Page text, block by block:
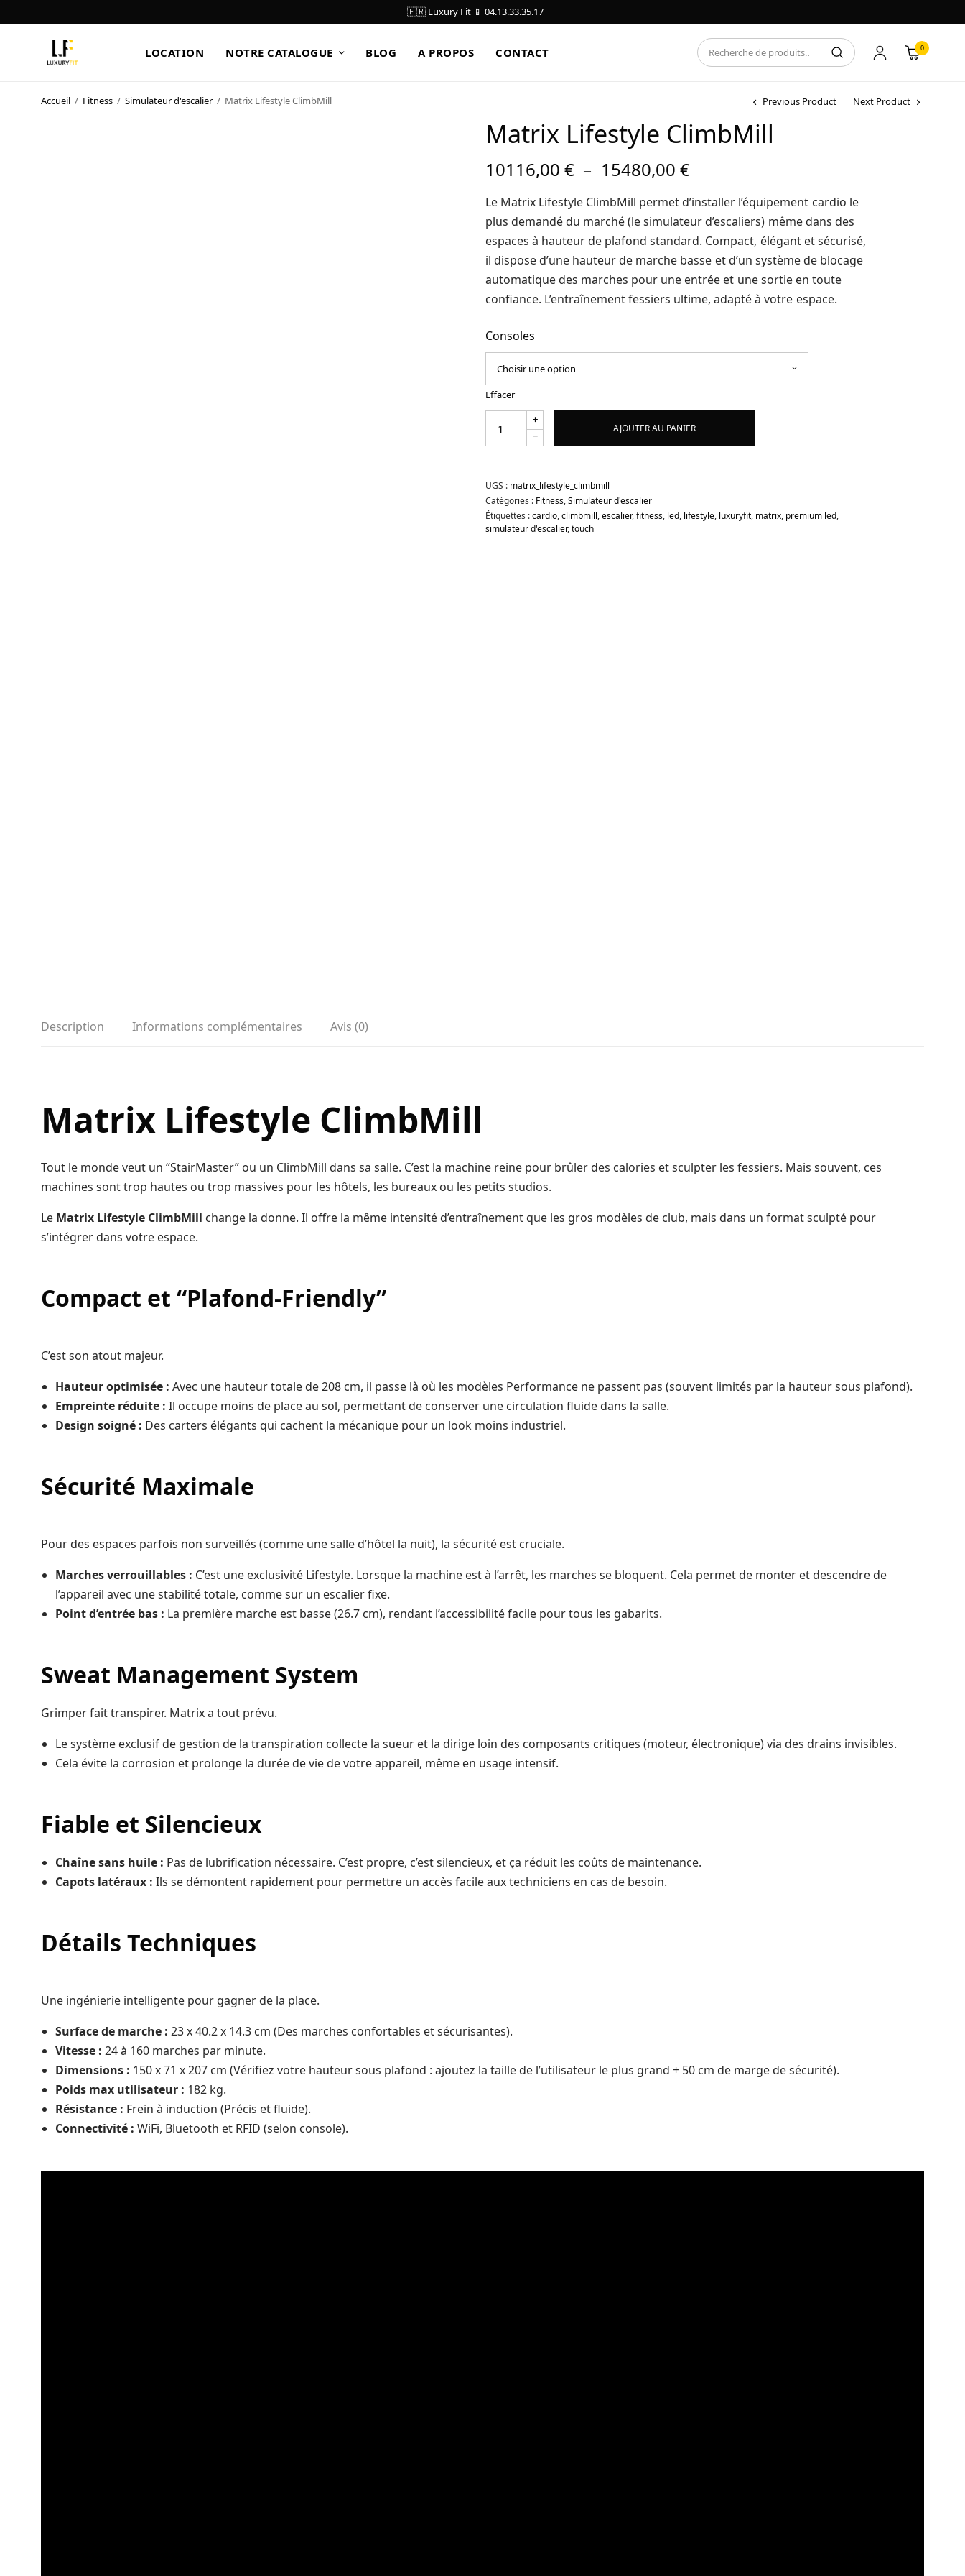
🇫🇷 Luxury Fit 📱 04.13.33.35.17
LOCATION NOTRE CATALOGUE BLOG A PROPOS CONTACT 0
Accueil / Fitness / Simulateur d'escalier / Matrix Lifestyle ClimbMill Previous Product Next Product
Matrix Lifestyle ClimbMill
10116,00€ – 15480,00 €Plage de
prix :
10116,00 €
à
15480,00 €
Le Matrix Lifestyle ClimbMill permet d’installer l’équipement cardio le
plus demandé du marché (le simulateur d’escaliers) même dans des
espaces à hauteur de plafond standard. Compact, élégant et sécurisé,
il dispose d’une hauteur de marche basse et d’un système de blocage
automatique des marches pour une entrée et une sortie en toute
confiance. L’entraînement fessiers ultime, adapté à votre espace.
Consoles
Effacer
AJOUTER AU PANIER
UGS : matrix_lifestyle_climbmill
Catégories : Fitness,Simulateur d'escalier
Étiquettes :cardio,climbmill,escalier,fitness, led, lifestyle, luxuryfit, matrix, premium led,
simulateur d'escalier,touch
Description Informations complémentaires Avis (0)
Matrix Lifestyle ClimbMill
Tout le monde veut un “StairMaster” ou un ClimbMill dans sa salle. C’est la machine reine pour brûler des calories et sculpter les fessiers. Mais souvent, ces
machines sont trop hautes ou trop massives pour les hôtels, les bureaux ou les petits studios.
Le Matrix Lifestyle ClimbMill change la donne. Il offre la même intensité d’entraînement que les gros modèles de club, mais dans un format sculpté pour
s’intégrer dans votre espace.
Compact et “Plafond-Friendly”
C’est son atout majeur.
Hauteur optimisée : Avec une hauteur totale de 208 cm, il passe là où les modèles Performance ne passent pas (souvent limités par la hauteur sous plafond).
Empreinte réduite : Il occupe moins de place au sol, permettant de conserver une circulation fluide dans la salle.
Design soigné : Des carters élégants qui cachent la mécanique pour un look moins industriel.
Sécurité Maximale
Pour des espaces parfois non surveillés (comme une salle d’hôtel la nuit), la sécurité est cruciale.
Marches verrouillables : C’est une exclusivité Lifestyle. Lorsque la machine est à l’arrêt, les marches se bloquent. Cela permet de monter et descendre de
l’appareil avec une stabilité totale, comme sur un escalier fixe.
Point d’entrée bas : La première marche est basse (26.7 cm), rendant l’accessibilité facile pour tous les gabarits.
Sweat Management System
Grimper fait transpirer. Matrix a tout prévu.
Le système exclusif de gestion de la transpiration collecte la sueur et la dirige loin des composants critiques (moteur, électronique) via des drains invisibles.
Cela évite la corrosion et prolonge la durée de vie de votre appareil, même en usage intensif.
Fiable et Silencieux
Chaîne sans huile : Pas de lubrification nécessaire. C’est propre, c’est silencieux, et ça réduit les coûts de maintenance.
Capots latéraux : Ils se démontent rapidement pour permettre un accès facile aux techniciens en cas de besoin.
Détails Techniques
Une ingénierie intelligente pour gagner de la place.
Surface de marche : 23 x 40.2 x 14.3 cm (Des marches confortables et sécurisantes).
Vitesse : 24 à 160 marches par minute.
Dimensions : 150 x 71 x 207 cm (Vérifiez votre hauteur sous plafond : ajoutez la taille de l’utilisateur le plus grand + 50 cm de marge de sécurité).
Poids max utilisateur : 182 kg.
Résistance : Frein à induction (Précis et fluide).
Connectivité : WiFi, Bluetooth et RFID (selon console).